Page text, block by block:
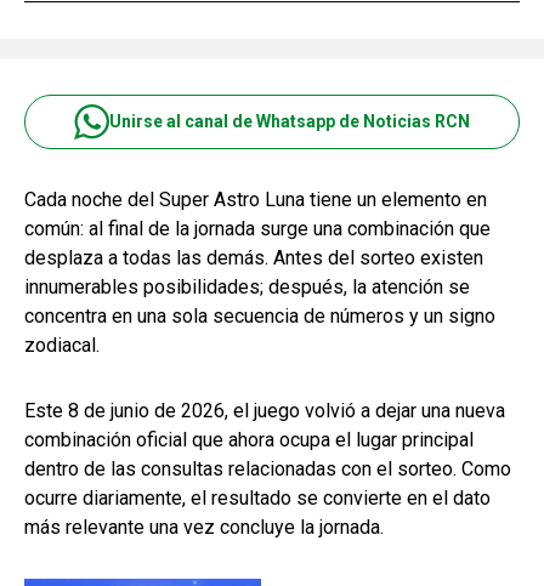
Unirse al canal de Whatsapp de Noticias RCN
Cada noche del Super Astro Luna tiene un elemento en
común: al final de la jornada surge una combinación que
desplaza a todas las demás. Antes del sorteo existen
innumerables posibilidades; después, la atención se
concentra en una sola secuencia de números y un signo
zodiacal.
Este 8 de junio de 2026, el juego volvió a dejar una nueva
combinación oficial que ahora ocupa el lugar principal
dentro de las consultas relacionadas con el sorteo. Como
ocurre diariamente, el resultado se convierte en el dato
más relevante una vez concluye la jornada.